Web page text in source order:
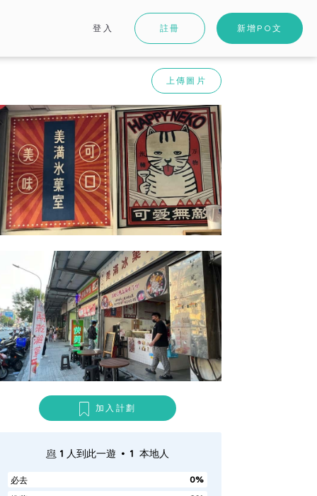
登入 註冊 新增PO文
上傳圖片
加入計劃
1 人到此一遊 . 1 本地人
必去
0%